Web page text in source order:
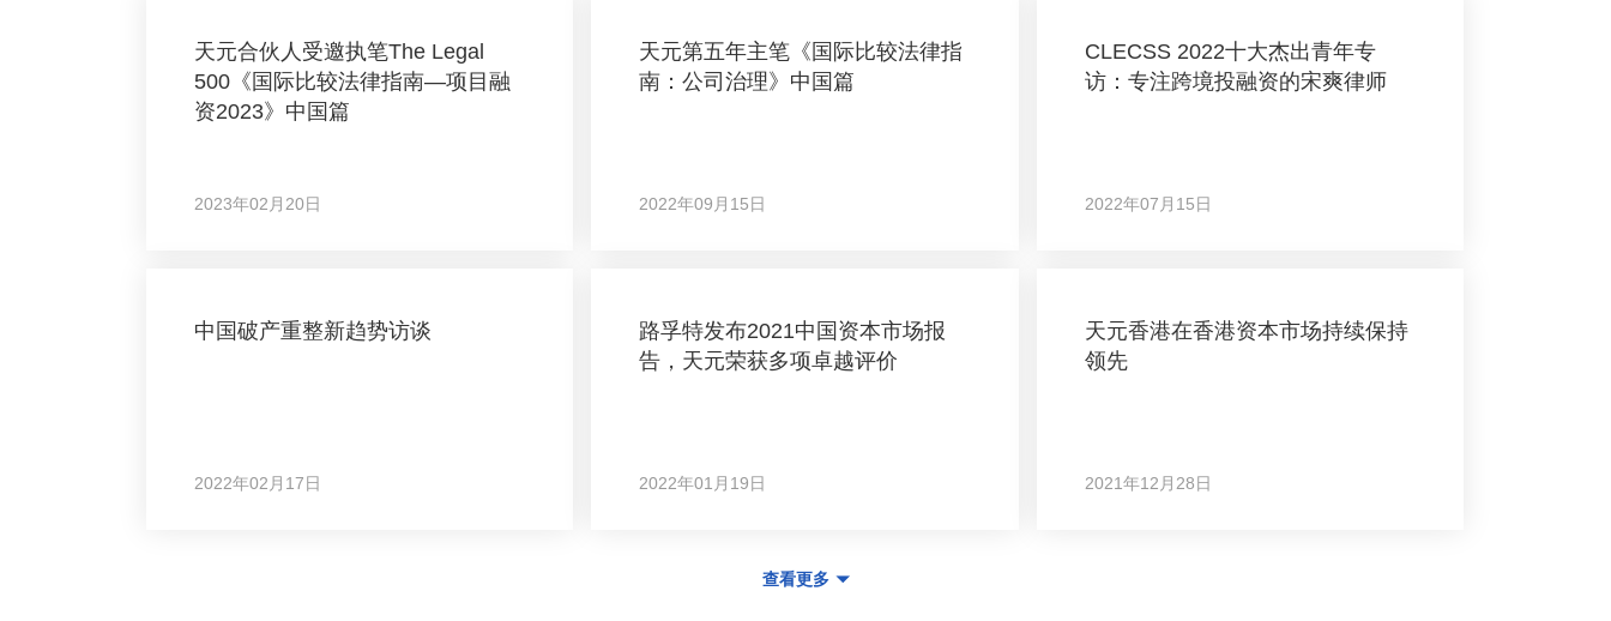
天元合伙人受邀执笔The Legal
500《国际比较法律指南—项目融
资2023》中国篇
2023年02月20日
天元第五年主笔《国际比较法律指
南：公司治理》中国篇
2022年09月15日
CLECSS 2022十大杰出青年专
访：专注跨境投融资的宋爽律师
2022年07月15日
中国破产重整新趋势访谈
2022年02月17日
路孚特发布2021中国资本市场报
告，天元荣获多项卓越评价
2022年01月19日
天元香港在香港资本市场持续保持
领先
2021年12月28日
查看更多